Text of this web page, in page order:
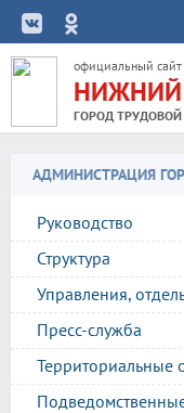
официальный сайт
НИЖНИЙ
ГОРОД
АДМИНИСТРАЦИЯ
Руководство
Структура
Управления,
Пресс-служба
Территориальные